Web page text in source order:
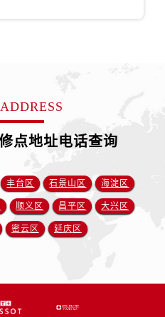
点地址电话查询
丰台区 石景山区 海淀区
顺义区 昌平区 大兴区
密云区 延庆区